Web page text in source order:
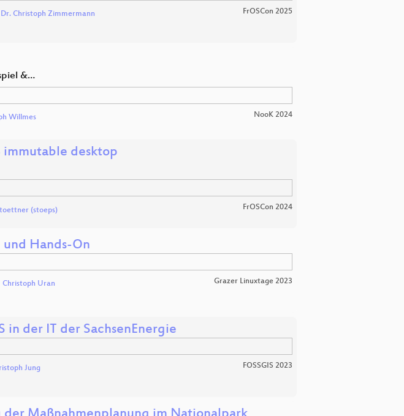
Dr. Christoph Zimmermann FrOSCon 2025
&…
Willmes NooK 2024
immutable desktop
(stoeps) FrOSCon 2024
Hands-On
Christoph Uran Grazer Linuxtage 2023
in der IT der SachsenEnergie
Jung FOSSGIS 2023